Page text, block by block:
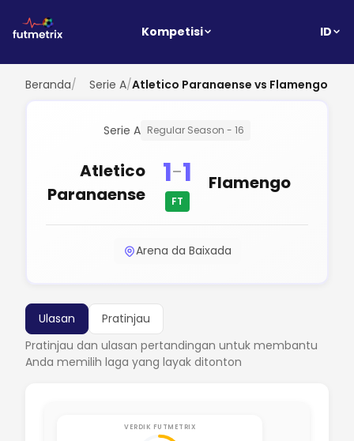
Kompetisi ID
Beranda/ Serie A/Atletico Paranaense vs Flamengo
Serie A Regular Season - 16
Atletico
Paranaense
1-1
FT
Flamengo
Arena da Baixada
Ulasan
Pratinjau
Pratinjau dan ulasan pertandingan untuk membantu
Anda memilih laga yang layak ditonton
VERDIK FUTMETRIX